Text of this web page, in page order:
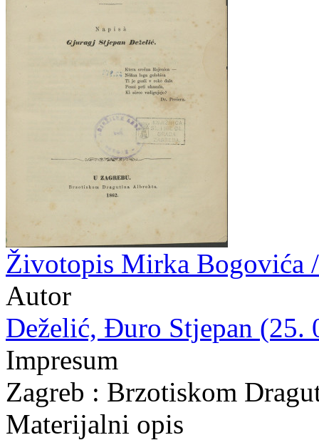
Životopis Mirka Bogovića
Autor
Deželić, Đuro Stjepan (25.
Impresum
Zagreb : Brzotiskom
Materijalni opis